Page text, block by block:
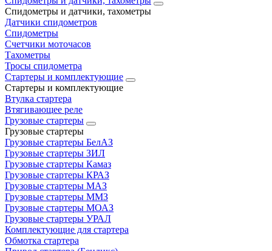
Спидометры и датчики, тахометры
Датчики спидометров
Спидометры
Счетчики моточасов
Тахометры
Тросы спидометра
Стартеры и комплектующие
Стартеры и комплектующие
Втулка стартера
Втягивающее реле
Грузовые стартеры
Грузовые стартеры
Грузовые стартеры БелАЗ
Грузовые стартеры ЗИЛ
Грузовые стартеры Камаз
Грузовые стартеры КРАЗ
Грузовые стартеры МАЗ
Грузовые стартеры ММЗ
Грузовые стартеры МОАЗ
Грузовые стартеры УРАЛ
Комплектующие для стартера
Обмотка стартера